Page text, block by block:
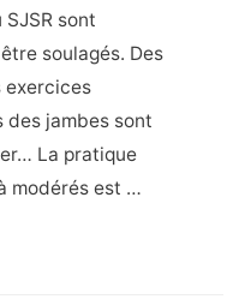
sont
soulagés. Des
exercices
jambes sont
La pratique
modérés est …